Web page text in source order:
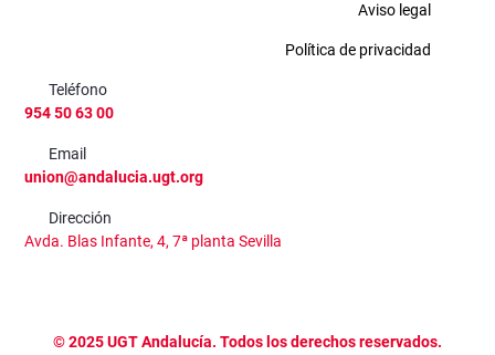
Aviso legal
Política de privacidad
Teléfono
954 50 63 00
Email
union@andalucia.ugt.org
Dirección
Avda. Blas Infante, 4, 7ª planta Sevilla
©2025UGT Andalucía. Todos los derechos reservados.